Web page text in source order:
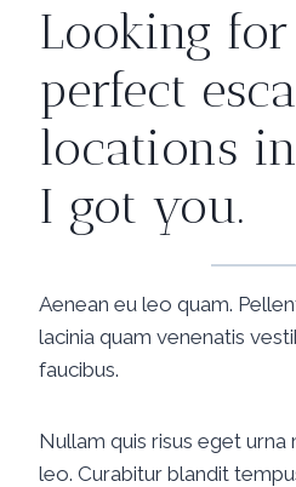
Looking
perfect
locations
I got you.
Aenean eu leo quam.
lacinia quam venenatis
faucibus.
Nullam quis risus eget urna
leo. Curabitur blandit